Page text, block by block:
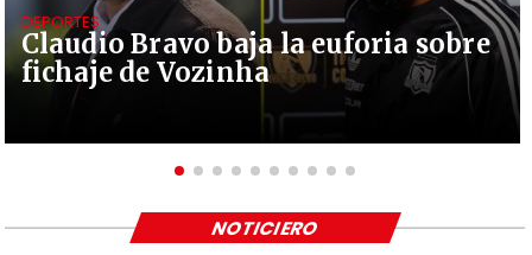
Claudio Bravo baja la euforia sobre
fichaje de Vozinha
DEPORTES
NOTICIERO